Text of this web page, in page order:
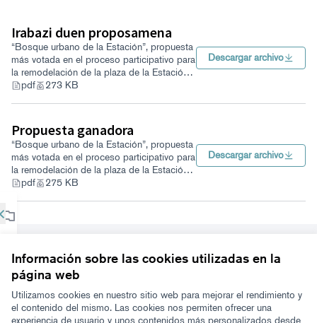
Información sobre las cookies utilizadas en la
página web
Utilizamos cookies en nuestro sitio web para mejorar el rendimiento y
el contenido del mismo. Las cookies nos permiten ofrecer una
experiencia de usuario y unos contenidos más personalizados desde
Cubriciones parciales para estancia en la sombra y
zona de juegos infantiles.
Baños públicos.
Bancos a la sombra, fuentes y papeleras.
Posibilidad de realizar actividades culturales y
acoger mercadillos, ferias…
Además, las tres propuestas incluian: la
semipeatonalizacion de la calle Mayor y
sobre la fachada del mural en armonía con la solución
ganadora
Irabazi duen proposamena
“Bosque urbano de la Estación”, propuesta
más votada en el proceso participativo para
la remodelación de la plaza de la Estación
de Las Arenas
pdf 273 KB
Descargar archivo
Propuesta ganadora
“Bosque urbano de la Estación”, propuesta
más votada en el proceso participativo para
la remodelación de la plaza de la Estación
de Las Arenas
pdf 275 KB
Descargar archivo
Términos y condiciones de uso
Configuración de cookies
Zeugaz en X
Zeugaz en Facebook
Zeugaz en Instagram
Zeugaz en YouTube
Zeugaz en GitHub
proceso
1
Fase I (Presentación